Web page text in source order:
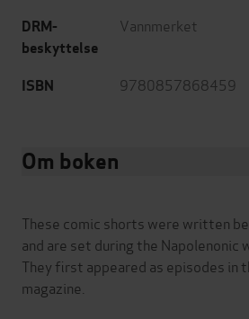
DRM-
beskyttelse
Vannmerket
ISBN 9780857868459
Om boken
These comic shorts were written
and are set during the Napolenonic
They first appeared as episodes in
magazine.